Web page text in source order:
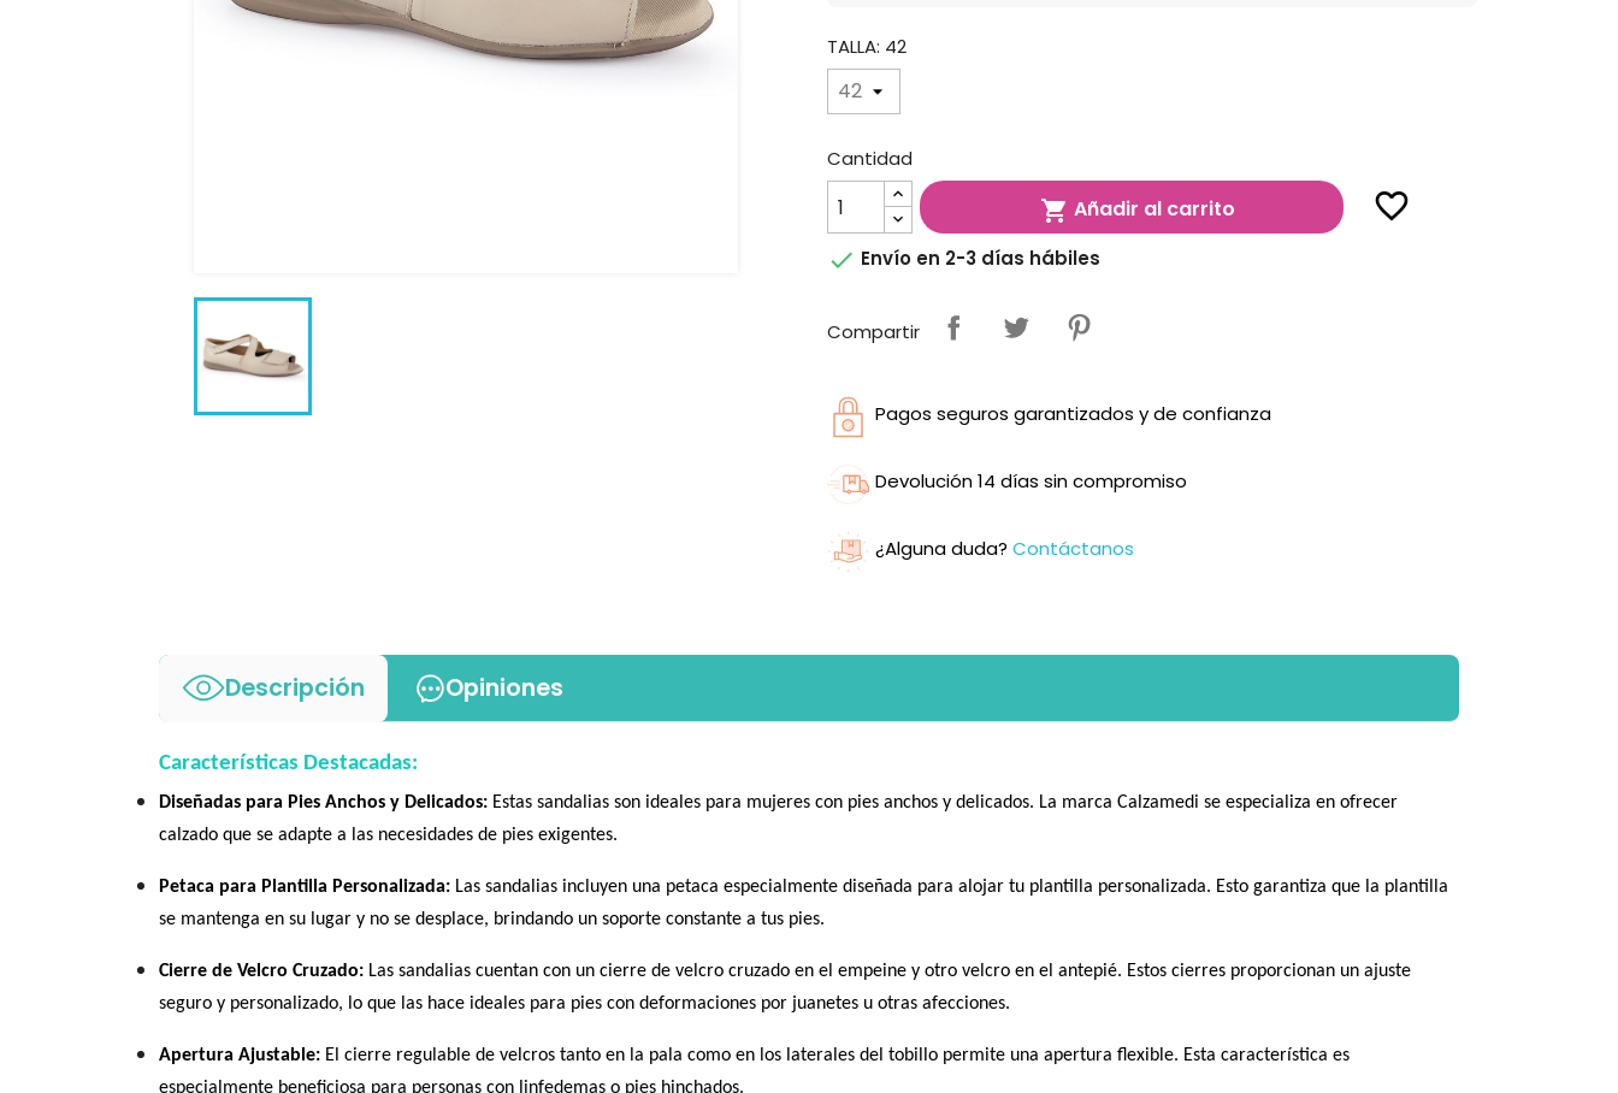
TALLA: 42
Cantidad
 Añadir al carrito favorite_border
 Envío en 2-3 días hábiles
Compartir
Pagos seguros garantizados y de confianza
Devolución 14 días sin compromiso
¿Alguna duda? Contáctanos
Descripción Opiniones
Características Destacadas:
Diseñadas para Pies Anchos y Delicados: Estas sandalias son ideales para mujeres con pies anchos y delicados. La marca Calzamedi se especializa en ofrecer
calzado que se adapte a las necesidades de pies exigentes.
Petaca para Plantilla Personalizada: Las sandalias incluyen una petaca especialmente diseñada para alojar tu plantilla personalizada. Esto garantiza que la plantilla
se mantenga en su lugar y no se desplace, brindando un soporte constante a tus pies.
Cierre de Velcro Cruzado: Las sandalias cuentan con un cierre de velcro cruzado en el empeine y otro velcro en el antepié. Estos cierres proporcionan un ajuste
seguro y personalizado, lo que las hace ideales para pies con deformaciones por juanetes u otras afecciones.
Apertura Ajustable: El cierre regulable de velcros tanto en la pala como en los laterales del tobillo permite una apertura flexible. Esta característica es
especialmente beneficiosa para personas con linfedemas o pies hinchados.